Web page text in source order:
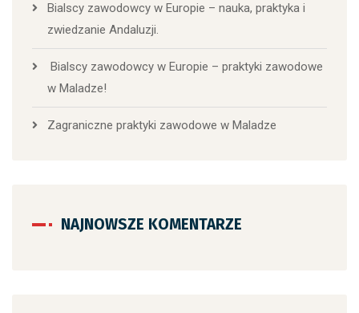
Bialscy zawodowcy w Europie – nauka, praktyka i
zwiedzanie Andaluzji.
Bialscy zawodowcy w Europie – praktyki zawodowe
w Maladze!
Zagraniczne praktyki zawodowe w Maladze
NAJNOWSZE KOMENTARZE